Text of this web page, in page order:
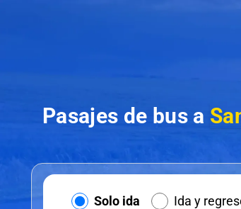
Pasajes de bus a
Solo ida Ida y